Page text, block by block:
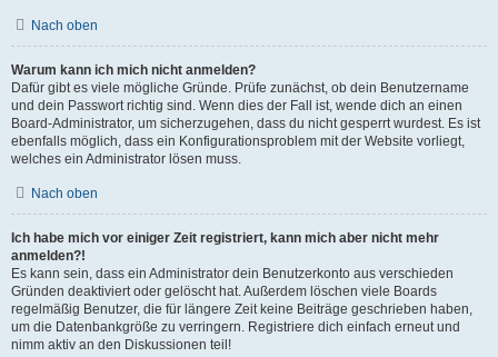
Nach oben
Warum kann ich mich nicht anmelden?
Dafür gibt es viele mögliche Gründe. Prüfe zunächst, ob dein Benutzername
und dein Passwort richtig sind. Wenn dies der Fall ist, wende dich an einen
Board-Administrator, um sicherzugehen, dass du nicht gesperrt wurdest. Es ist
ebenfalls möglich, dass ein Konfigurationsproblem mit der Website vorliegt,
welches ein Administrator lösen muss.
Nach oben
Ich habe mich vor einiger Zeit registriert, kann mich aber nicht mehr
anmelden?!
Es kann sein, dass ein Administrator dein Benutzerkonto aus verschieden
Gründen deaktiviert oder gelöscht hat. Außerdem löschen viele Boards
regelmäßig Benutzer, die für längere Zeit keine Beiträge geschrieben haben,
um die Datenbankgröße zu verringern. Registriere dich einfach erneut und
nimm aktiv an den Diskussionen teil!